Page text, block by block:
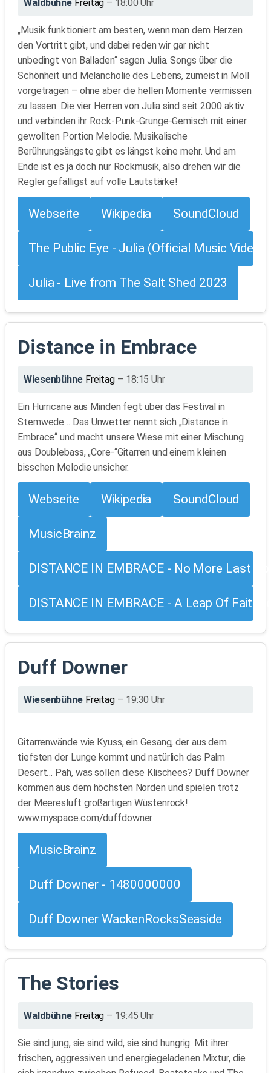
Waldbühne Freitag – 18:00 Uhr
„Musik funktioniert am besten, wenn man dem Herzen
den Vortritt gibt, und dabei reden wir gar nicht
unbedingt von Balladen“ sagen Julia. Songs über die
Schönheit und Melancholie des Lebens, zumeist in Moll
vorgetragen – ohne aber die hellen Momente vermissen
zu lassen. Die vier Herren von Julia sind seit 2000 aktiv
und verbinden ihr Rock-Punk-Grunge-Gemisch mit einer
gewollten Portion Melodie. Musikalische
Berührungsängste gibt es längst keine mehr. Und am
Ende ist es ja doch nur Rockmusik, also drehen wir die
Regler gefälligst auf volle Lautstärke!
Webseite Wikipedia SoundCloud
The Public Eye - Julia (Official Music Video)
Julia - Live from The Salt Shed 2023
Distance in Embrace
Wiesenbühne Freitag – 18:15 Uhr
Ein Hurricane aus Minden fegt über das Festival in
Stemwede… Das Unwetter nennt sich „Distance in
Embrace“ und macht unsere Wiese mit einer Mischung
aus Doublebass, „Core-“Gitarren und einem kleinen
bisschen Melodie unsicher.
Webseite Wikipedia SoundCloud
MusicBrainz
DISTANCE IN EMBRACE - No More Last
DISTANCE IN EMBRACE - A Leap Of Faith
Duff Downer
Wiesenbühne Freitag – 19:30 Uhr
Gitarrenwände wie Kyuss, ein Gesang, der aus dem
tiefsten der Lunge kommt und natürlich das Palm
Desert… Pah, was sollen diese Klischees? Duff Downer
kommen aus dem höchsten Norden und spielen trotz
der Meeresluft großartigen Wüstenrock!
www.myspace.com/duffdowner
MusicBrainz
Duff Downer - 1480000000
Duff Downer WackenRocksSeaside
The Stories
Waldbühne Freitag – 19:45 Uhr
Sie sind jung, sie sind wild, sie sind hungrig: Mit ihrer
frischen, aggressiven und energiegeladenen Mixtur, die